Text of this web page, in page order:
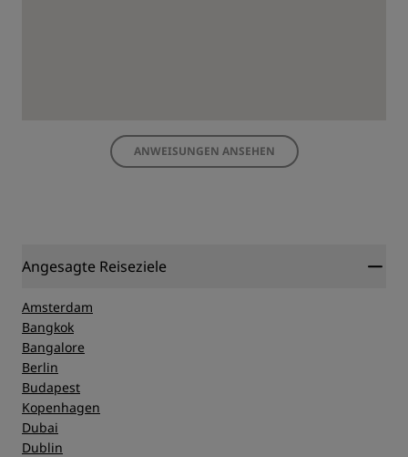
ANWEISUNGEN ANSEHEN
Angesagte Reiseziele
Amsterdam
Bangkok
Bangalore
Berlin
Budapest
Kopenhagen
Dubai
Dublin